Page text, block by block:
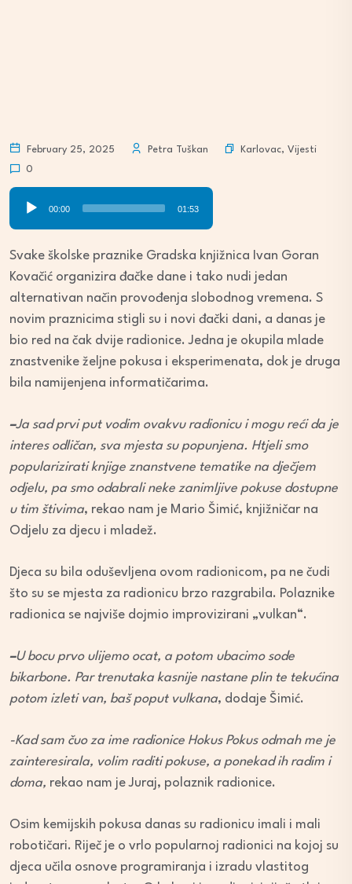
February 25, 2025 Petra Tuškan Karlovac, Vijesti
0
00:00 01:53
Svake školske praznike Gradska knjižnica Ivan Goran
Kovačić organizira đačke dane i tako nudi jedan
alternativan način provođenja slobodnog vremena. S
novim praznicima stigli su i novi đački dani, a danas je
bio red na čak dvije radionice. Jedna je okupila mlade
znastvenike željne pokusa i eksperimenata, dok je druga
bila namijenjena informatičarima.
–Ja sad prvi put vodim ovakvu radionicu i mogu reći da je
interes odličan, sva mjesta su popunjena. Htjeli smo
popularizirati knjige znanstvene tematike na dječjem
odjelu, pa smo odabrali neke zanimljive pokuse dostupne
u tim štivima, rekao nam je Mario Šimić, knjižničar na
Odjelu za djecu i mladež.
Djeca su bila oduševljena ovom radionicom, pa ne čudi
što su se mjesta za radionicu brzo razgrabila. Polaznike
radionica se najviše dojmio improvizirani „vulkan“.
–U bocu prvo ulijemo ocat, a potom ubacimo sode
bikarbone. Par trenutaka kasnije nastane plin te tekućina
potom izleti van, baš poput vulkana, dodaje Šimić.
-Kad sam čuo za ime radionice Hokus Pokus odmah me je
zainteresirala, volim raditi pokuse, a ponekad ih radim i
doma, rekao nam je Juraj, polaznik radionice.
Osim kemijskih pokusa danas su radionicu imali i mali
robotičari. Riječ je o vrlo popularnoj radionici na kojoj su
djeca učila osnove programiranja i izradu vlastitog